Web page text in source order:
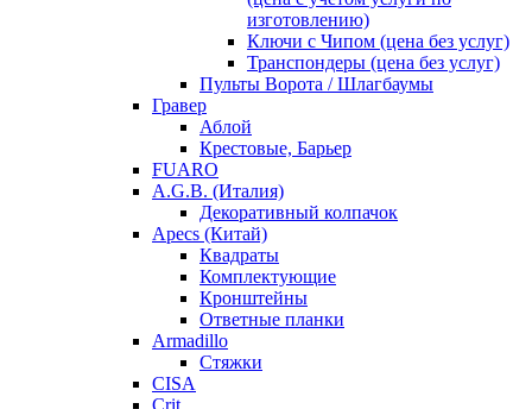
изготовлению)
Ключи с Чипом (цена без услуг)
Транспондеры (цена без услуг)
Пульты Ворота / Шлагбаумы
Гравер
Аблой
Крестовые, Барьер
FUARO
A.G.B. (Италия)
Декоративный колпачок
Apecs (Китай)
Квадраты
Комплектующие
Кронштейны
Ответные планки
Armadillo
Стяжки
CISA
Crit